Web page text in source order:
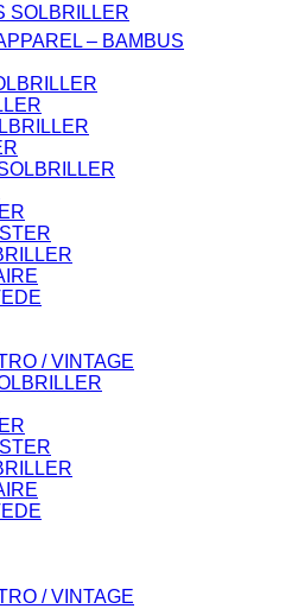
– BAMBUS
/ VINTAGE
/ VINTAGE